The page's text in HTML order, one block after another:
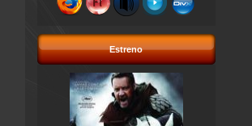
Estreno